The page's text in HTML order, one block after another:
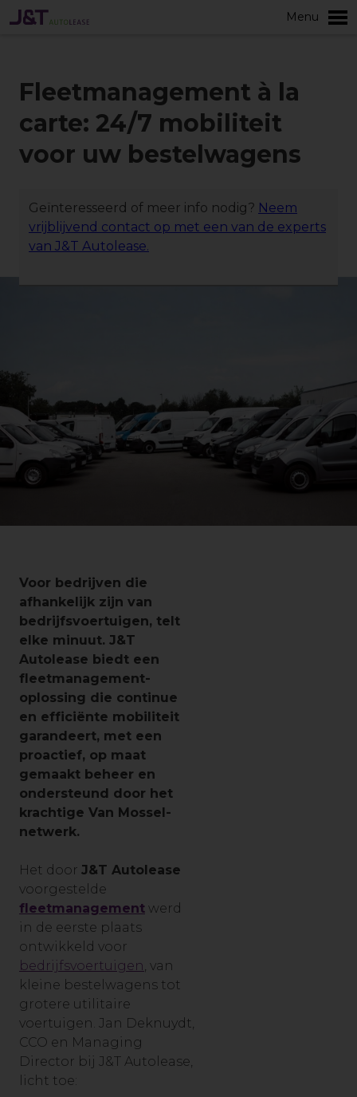
Menu
Fleetmanagement à la
carte: 24/7 mobiliteit
voor uw bestelwagens
Geïnteresseerd of meer info nodig? Neem
vrijblijvend contact op met een van de experts
van J&T Autolease.
Voor bedrijven die
afhankelijk zijn van
bedrijfsvoertuigen, telt
elke minuut. J&T
Autolease biedt een
fleetmanagement-
oplossing die continue
en efficiënte mobiliteit
garandeert, met een
proactief, op maat
gemaakt beheer en
ondersteund door het
krachtige Van Mossel-
netwerk.
Het door J&T Autolease
voorgestelde
fleetmanagement werd
in de eerste plaats
ontwikkeld voor
bedrijfsvoertuigen, van
kleine bestelwagens tot
grotere utilitaire
voertuigen. Jan Deknuydt,
CCO en Managing
Director bij J&T Autolease,
licht toe: